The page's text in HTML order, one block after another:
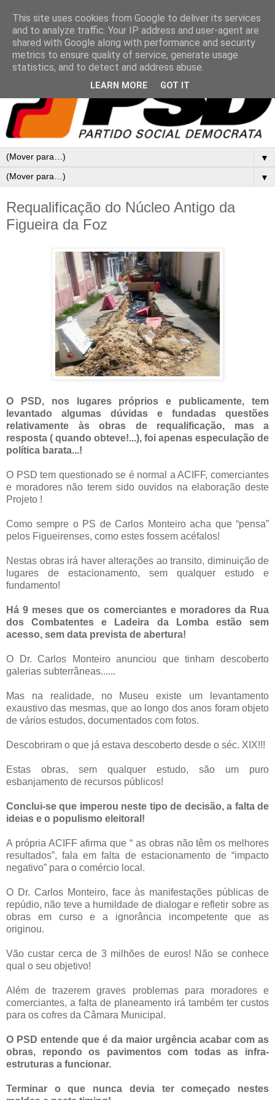
▼
▼
Requalificação do Núcleo Antigo da
Figueira da Foz
O PSD, nos lugares próprios e publicamente, tem
levantado algumas dúvidas e fundadas questões
relativamente às obras de requalificação, mas a
resposta ( quando obteve!...), foi apenas especulação de
política barata...!
O PSD tem questionado se é normal a ACIFF, comerciantes
e moradores não terem sido ouvidos na elaboração deste
Projeto !
Como sempre o PS de Carlos Monteiro acha que “pensa”
pelos Figueirenses, como estes fossem acéfalos!
Nestas obras irá haver alterações ao transito, diminuição de
lugares de estacionamento, sem qualquer estudo e
fundamento!
Há 9 meses que os comerciantes e moradores da Rua
dos Combatentes e Ladeira da Lomba estão sem
acesso, sem data prevista de abertura!
O Dr. Carlos Monteiro anunciou que tinham descoberto
galerias subterrâneas......
Mas na realidade, no Museu existe um levantamento
exaustivo das mesmas, que ao longo dos anos foram objeto
de vários estudos, documentados com fotos.
Descobriram o que já estava descoberto desde o séc. XIX!!!
Estas obras, sem qualquer estudo, são um puro
esbanjamento de recursos públicos!
Conclui-se que imperou neste tipo de decisão, a falta de
ideias e o populismo eleitoral!
A própria ACIFF afirma que “ as obras não têm os melhores
resultados”, fala em falta de estacionamento de “impacto
negativo” para o comércio local.
O Dr. Carlos Monteiro, face às manifestações públicas de
repúdio, não teve a humildade de dialogar e refletir sobre as
obras em curso e a ignorância incompetente que as
originou.
Vão custar cerca de 3 milhões de euros! Não se conhece
qual o seu objetivo!
Além de trazerem graves problemas para moradores e
comerciantes, a falta de planeamento irá também ter custos
para os cofres da Câmara Municipal.
O PSD entende que é da maior urgência acabar com as
obras, repondo os pavimentos com todas as infra-
estruturas a funcionar.
Terminar o que nunca devia ter começado nestes
This site uses cookies from Google to deliver its services
and to analyze traffic. Your IP address and user-agent are
shared with Google along with performance and security
metrics to ensure quality of service, generate usage
statistics, and to detect and address abuse.
LEARN MORE GOT IT